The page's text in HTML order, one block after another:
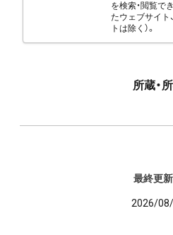
を検索・閲覧で
たウェブサイト
トは除く）。
所蔵・
最終更
2026/